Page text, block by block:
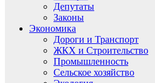
Депутаты
Законы
Экономика
Дороги и Транспорт
ЖКХ и Строительство
Промышленность
Сельское хозяйство